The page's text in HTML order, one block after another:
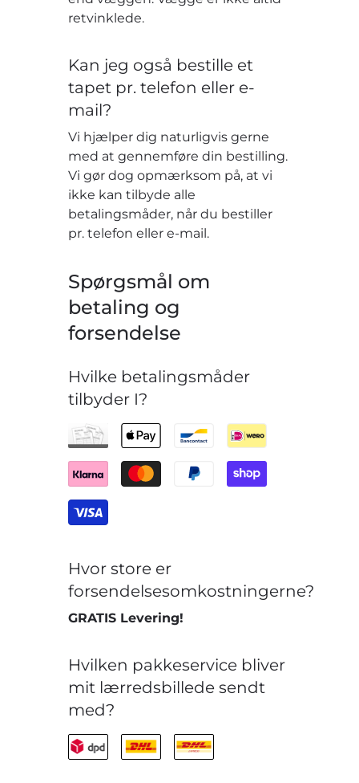
retvinklede.
Kan jeg også bestille et
tapet pr. telefon eller e-
mail?
Vi hjælper dig naturligvis gerne
med at gennemføre din bestilling.
Vi gør dog opmærksom på, at vi
ikke kan tilbyde alle
betalingsmåder, når du bestiller
pr. telefon eller e-mail.
Spørgsmål om
betaling og
forsendelse
Hvilke betalingsmåder
tilbyder I?
Hvor store er
forsendelsesomkostningerne?
GRATIS Levering!
Hvilken pakkeservice bliver
mit lærredsbillede sendt
med?